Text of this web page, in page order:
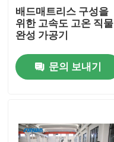
제품 소개
직물 너비 내기 기계
허풍 너비 내기 기계
배드매트리스 구성을
위한 고속도 고온 직물
완성 가공기
문의 보내기